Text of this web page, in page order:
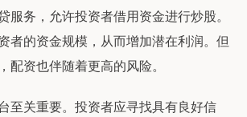
服务，允许投资者借用资金进行炒股。
者的资金规模，从而增加潜在利润。但
配资也伴随着更高的风险。
至关重要。投资者应寻找具有良好信